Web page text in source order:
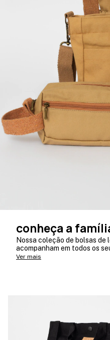
conheça a
Nossa coleção de bolsas
acompanham em todos os
Ver mais